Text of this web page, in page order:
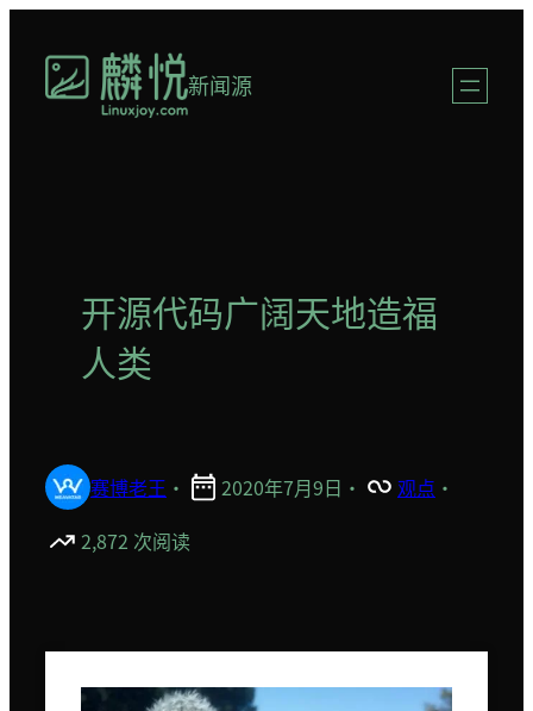
新闻源
开源代码广阔天地造福
人类
赛博老王 · 2020年7月9日 · 观点 ·
2,872 次阅读